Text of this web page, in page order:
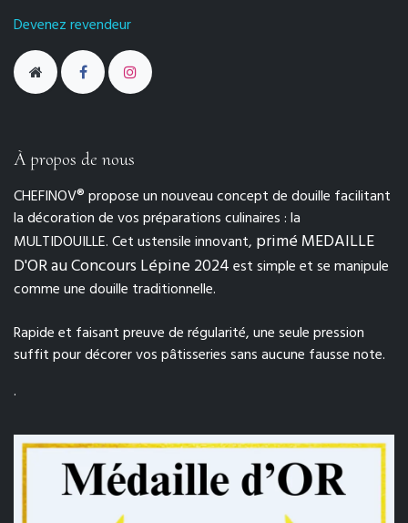
Devenez revendeur
À propos de nous
CHEFINOV® propose un nouveau concept de douille facilitant
la décoration de vos préparations culinaires : la
MULTIDOUILLE. Cet ustensile innovant, primé MEDAILLE
D'OR au Concours Lépine 2024 est simple et se manipule
comme une douille traditionnelle.
Rapide et faisant preuve de régularité, une seule pression
suffit pour décorer vos pâtisseries sans aucune fausse note.
.